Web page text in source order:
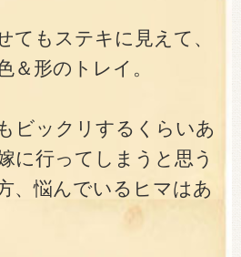
てもステキに見えて、
＆形のトレイ。
ビックリするくらいあ
に行ってしまうと思う
、悩んでいるヒマはあ